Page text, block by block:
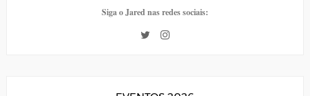
Siga o Jared nas redes sociais: